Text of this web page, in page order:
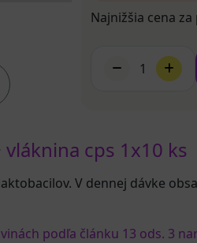
Najnižšia cena
1
vláknina cps 1x10 ks
V dennej dávke
podľa článku 13 ods. 3